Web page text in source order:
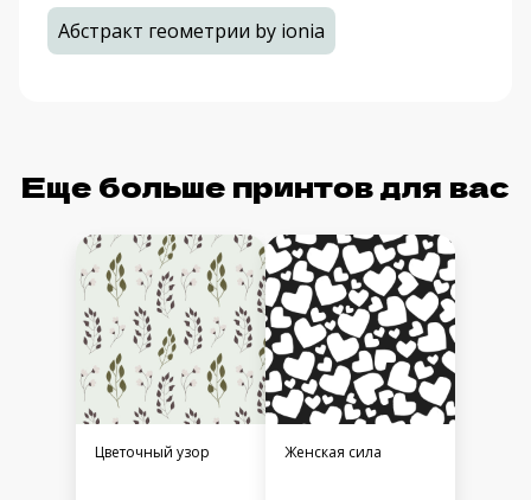
Абстракт геометрии by ionia
Еще больше принтов для вас
Цветочный узор Женская сила